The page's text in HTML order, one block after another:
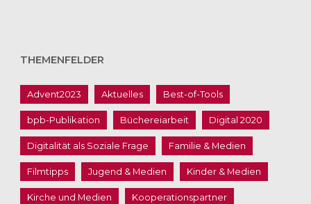
THEMENFELDER
Advent2023 Aktuelles Best-of-Tools
bpb-Publikation Büchereiarbeit Digital 2020
Digitalität als Soziale Frage Familie & Medien
Filmtipps Jugend & Medien Kinder & Medien
Kirche und Medien Kooperationspartner